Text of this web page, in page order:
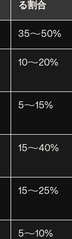
る割合
35〜50%
10〜20%
5〜15%
15〜40%
15〜25%
5〜10%